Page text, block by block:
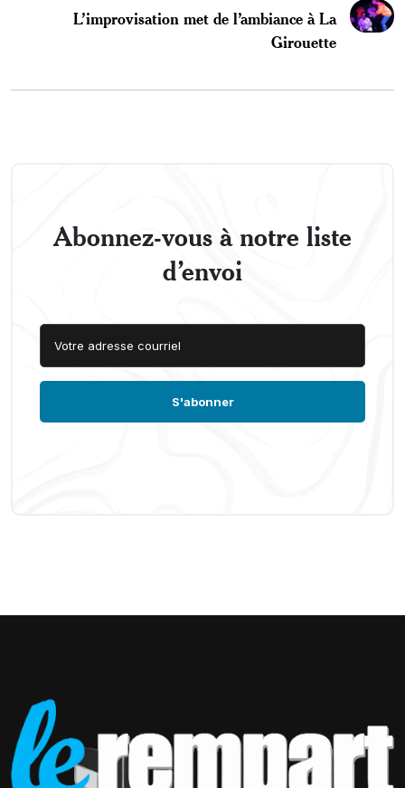
L’improvisation met de l’ambiance à La
Girouette
Abonnez-vous à notre liste
d’envoi